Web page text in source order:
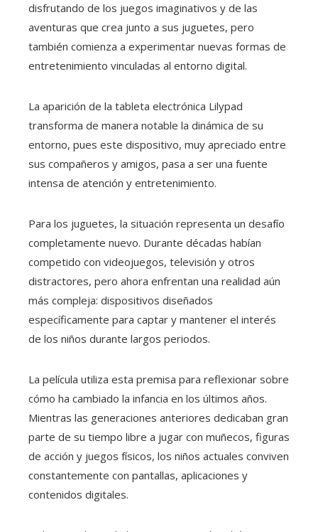
disfrutando de los juegos imaginativos y de las
aventuras que crea junto a sus juguetes, pero
también comienza a experimentar nuevas formas de
entretenimiento vinculadas al entorno digital.
La aparición de la tableta electrónica Lilypad
transforma de manera notable la dinámica de su
entorno, pues este dispositivo, muy apreciado entre
sus compañeros y amigos, pasa a ser una fuente
intensa de atención y entretenimiento.
Para los juguetes, la situación representa un desafío
completamente nuevo. Durante décadas habían
competido con videojuegos, televisión y otros
distractores, pero ahora enfrentan una realidad aún
más compleja: dispositivos diseñados
específicamente para captar y mantener el interés
de los niños durante largos periodos.
La película utiliza esta premisa para reflexionar sobre
cómo ha cambiado la infancia en los últimos años.
Mientras las generaciones anteriores dedicaban gran
parte de su tiempo libre a jugar con muñecos, figuras
de acción y juegos físicos, los niños actuales conviven
constantemente con pantallas, aplicaciones y
contenidos digitales.